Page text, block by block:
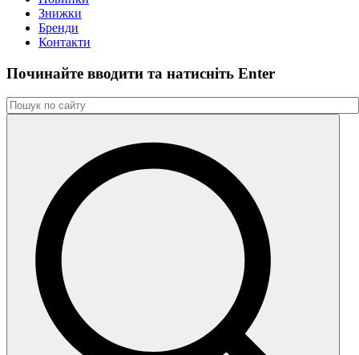
Знижки
Бренди
Контакти
Починайте вводити та натиснiть Enter